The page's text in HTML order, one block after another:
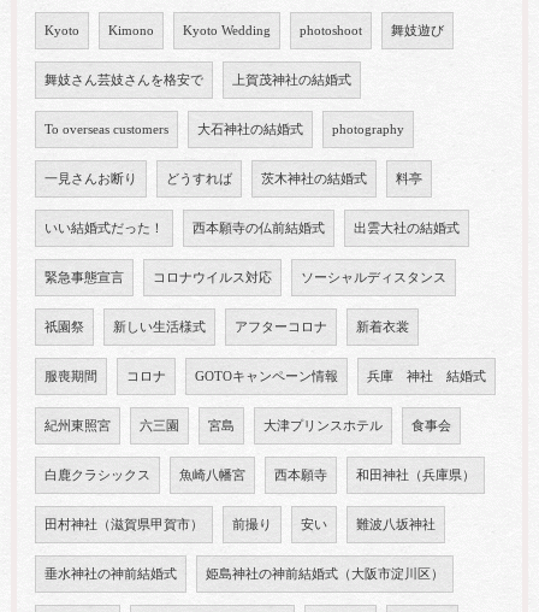
Kyoto Kimono Kyoto Wedding photoshoot 舞妓遊び
舞妓さん芸妓さんを格安で 上賀茂神社の結婚式
To overseas customers 大石神社の結婚式 photography
一見さんお断り どうすれば 茨木神社の結婚式 料亭
いい結婚式だった！ 西本願寺の仏前結婚式 出雲大社の結婚式
緊急事態宣言 コロナウイルス対応 ソーシャルディスタンス
祇園祭 新しい生活様式 アフターコロナ 新着衣裳
服喪期間 コロナ GOTOキャンペーン情報 兵庫 神社 結婚式
紀州東照宮 六三園 宮島 大津プリンスホテル 食事会
白鹿クラシックス 魚崎八幡宮 西本願寺 和田神社（兵庫県）
田村神社（滋賀県甲賀市） 前撮り 安い 難波八坂神社
垂水神社の神前結婚式 姫島神社の神前結婚式（大阪市淀川区）